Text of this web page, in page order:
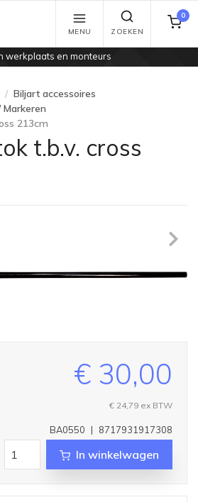
werkplaats en monteurs
MENU ZOEKEN
0
Biljart accessoires
213cm
t.b.v. cross
€ 30,00
€ 24,79 ex BTW
8717931917308
|
BA0550
In winkelwagen